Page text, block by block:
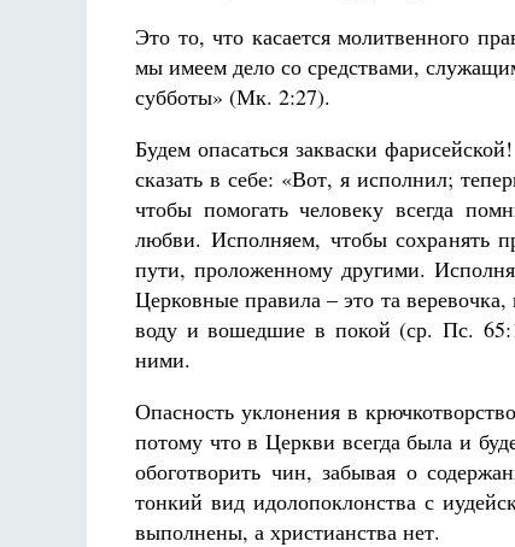
Это то, что касается молитвенного
мы имеем дело со средствами,
субботы» (Мк. 2:27).
Будем опасаться закваски
сказать в себе: «Вот, я исполнил;
чтобы помогать человеку всегда
любви. Исполняем, чтобы сохранять
пути, проложенному другими.
Церковные правила – это та
воду и вошедшие в покой (ср. Пс.
ними.
Опасность уклонения в
потому что в Церкви всегда была и
обоготворить чин, забывая о
тонкий вид идолопоклонства с
выполнены, а христианства нет.